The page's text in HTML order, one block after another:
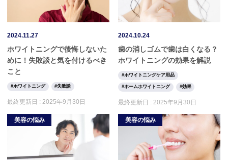
2024.11.27
ホワイトニングで後悔しないた
めに！失敗談と気を付けるべき
こと
ホワイトニング 失敗談
最終更新日 : 2025年9月30日
2024.10.24
歯の消しゴムで歯は白くなる？
ホワイトニングの効果を解説
ホワイトニングケア用品
ホームホワイトニング 効果
最終更新日 : 2025年9月30日
美容の悩み 美容の悩み